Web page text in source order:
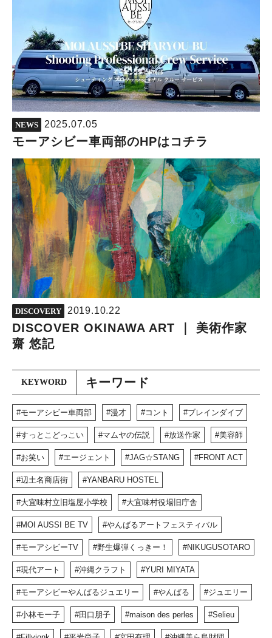
NEWS 2025.07.05
モーアシビー車両部のHPはコチラ
DISCOVERY 2019.10.22
DISCOVER OKINAWA ART ｜ 美術作家
齋 悠記
キーワード
KEYWORD
モーアシビー車両部 漫才 コント ブレインダイブ
すっとこどっこい マムヤの伝説 放送作家 美容師
お笑い エージェント JAG☆STANG FRONT ACT
辺土名商店街 YANBARU HOSTEL
大宜味村立旧塩屋小学校 大宜味村役場旧庁舎
MOI AUSSI BE TV やんばるアートフェスティバル
モーアシビーTV 野生爆弾くっきー！ NIKUGUSOTARO
現代アート 沖縄クラフト YURI MIYATA
モーアシビーやんばるジュエリー やんばる ジュエリー
小林モー子 田口朋子 maison des perles Selieu